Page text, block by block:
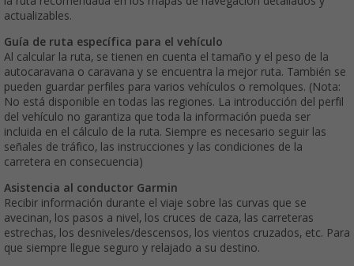
actualizables.
Guía de ruta específica para el vehículo
Al calcular la ruta, se tienen en cuenta el tamaño y el peso de la
autocaravana o caravana y se encuentra la mejor ruta. También se
pueden guardar perfiles para varios vehículos o remolques. (Nota:
No está disponible en todas las regiones. La introducción del perfil
del vehículo no garantiza que toda la información pueda ser
incluida en el cálculo de la ruta. Siempre es necesario seguir las
señales de tráfico, las instrucciones y las condiciones de la
carretera en consecuencia)
Asistencia al conductor Garmin
Recibir información durante el viaje sobre las curvas que se
avecinan, los pasos a nivel, los cruces de caza, las carreteras
estrechas, los desniveles/descensos, los vientos cruzados, etc. Para
que siempre llegue seguro y relajado a su destino.